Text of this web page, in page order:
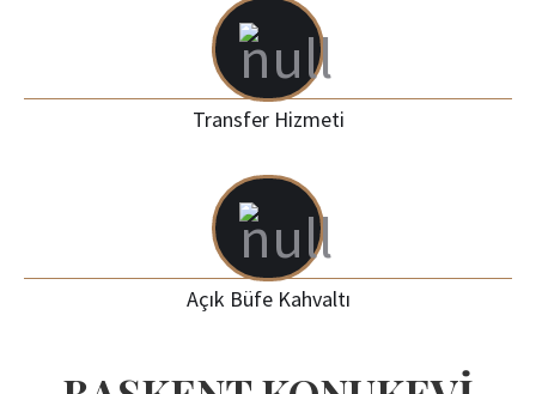
Transfer Hizmeti
Açık Büfe Kahvaltı